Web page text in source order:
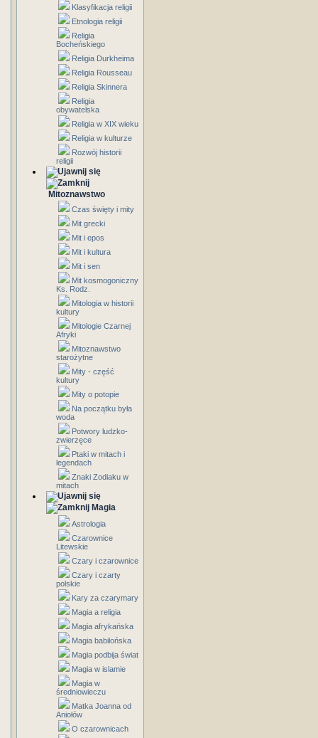
Klasyfikacja religii
Etnologia religii
Religia
Bocheńskiego
Religia Durkheima
Religia Rousseau
Religia Skinnera
Religia
obywatelska
Religia w XIX wieku
Religia w kulturze
Rozwój historii
religii
Mitoznawstwo
Czas święty i mity
Mit grecki
Mit i epos
Mit i kultura
Mit i sen
Mit kosmogoniczny
Ks. Rodz.
Mitologia w historii
kultury
Mitologie Czarnej
Afryki
Mitoznawstwo
starożytne
Mity - część
kultury
Mity o potopie
Na początku była
woda
Potwory ludzko-
zwierzęce
Ptaki w mitach i
legendach
Znaki Zodiaku w
mitach
Magia
Astrologia
Czarownice
Litewskie
Czary i czarownice
Czary i czarty
polskie
Kary za czarymary
Magia a religia
Magia afrykańska
Magia babilońska
Magia podbija świat
Magia w islamie
Magia w
średniowieczu
Matka Joanna od
Aniołów
O czarownicach